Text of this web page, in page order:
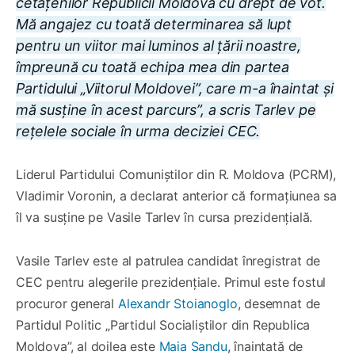
Mă angajez cu toată determinarea să lupt
pentru un viitor mai luminos al țării noastre,
împreună cu toată echipa mea din partea
Partidului „Viitorul Moldovei”, care m-a înaintat și
mă susține în acest parcurs”, a scris Tarlev pe
rețelele sociale în urma deciziei CEC.
Liderul Partidului Comuniștilor din R. Moldova (PCRM),
Vladimir Voronin, a declarat anterior că formațiunea sa
îl va susține pe Vasile Tarlev în cursa prezidențială.
Vasile Tarlev este al patrulea candidat înregistrat de
CEC pentru alegerile prezidențiale. Primul este fostul
procuror general Alexandr Stoianoglo, desemnat de
Partidul Politic „Partidul Socialiștilor din Republica
Moldova”, al doilea este Maia Sandu, înaintată de